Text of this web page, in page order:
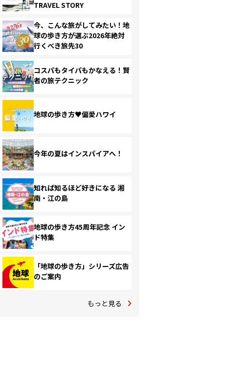
TRAVEL STORY
今、こんな旅がしてみたい！地
球の歩き方が選ぶ2026年絶対
行くべき旅先30
コスパもタイパもかなえる！賢
者の旅テクニック
地球の歩き方♥偏愛ハワイ
今年の夏はインスパイアへ！
知れば知るほど好きになる 湘
南・江の島
地球の歩き方45周年記念 イン
ド特集
「地球の歩き方」シリーズ広告
のご案内
もっと見る